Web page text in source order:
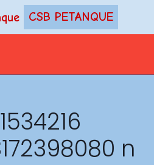
CSB PETANQUE
n